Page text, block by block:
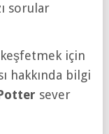
sorular
keşfetmek için
hakkında bilgi
sever